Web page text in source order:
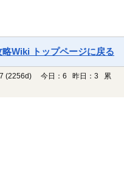
Wiki トップページに戻る
(2256d)
今日：6 昨日：3 累